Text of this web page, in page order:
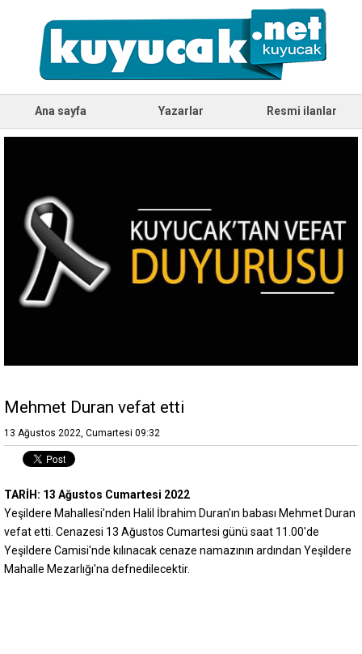
Ana sayfa Yazarlar Resmi ilanlar
Mehmet Duran vefat etti
13 Ağustos 2022, Cumartesi 09:32
TARİH: 13 Ağustos Cumartesi 2022
Yeşildere Mahallesi'nden Halil İbrahim Duran'ın babası Mehmet Duran
vefat etti. Cenazesi 13 Ağustos Cumartesi günü saat 11.00'de
Yeşildere Camisi'nde kılınacak cenaze namazının ardından Yeşildere
Mahalle Mezarlığı'na defnedilecektir.